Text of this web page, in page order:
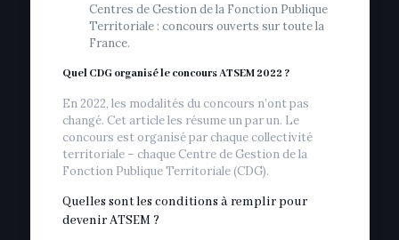
Centres de Gestion de la Fonction Publique
Territoriale : concours ouverts sur toute la
France.
Quel CDG organisé le concours ATSEM 2022 ?
En 2022, les modalités du concours n’ont pas
changé. Cet article les résume un par un. Le
concours est organisé par chaque collectivité
territoriale – chaque Centre de Gestion de la
Fonction Publique Territoriale (CDG).
Quelles sont les conditions à remplir pour
devenir ATSEM ?